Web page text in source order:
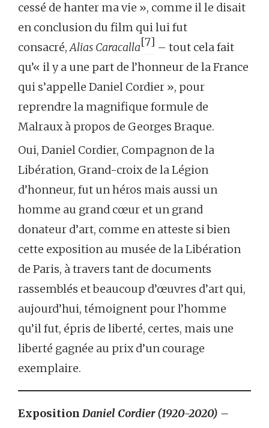
cessé de hanter ma vie », comme il le disait
en conclusion du film qui lui fut
consacré,Alias Caracalla[7] – tout cela fait
qu’« il y a une part de l’honneur de la France
qui s’appelle Daniel Cordier », pour
reprendre la magnifique formule de
Malraux à propos de Georges Braque.
Oui, Daniel Cordier, Compagnon de la
Libération, Grand-croix de la Légion
d’honneur, fut un héros mais aussi un
homme au grand cœur et un grand
donateur d’art, comme en atteste si bien
cette exposition au musée de la Libération
de Paris, à travers tant de documents
rassemblés et beaucoup d’œuvres d’art qui,
aujourd’hui, témoignent pour l’homme
qu’il fut, épris de liberté, certes, mais une
liberté gagnée au prix d’un courage
exemplaire.
Exposition Daniel Cordier (1920-2020) –